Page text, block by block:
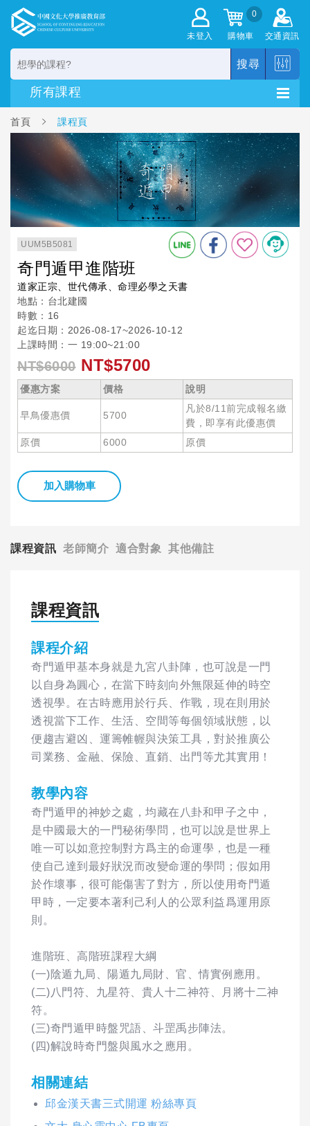
未登入
0
購物車 交通資訊
搜尋
首頁 課程頁
UUM5B5081
奇門遁甲進階班
道家正宗、世代傳承、命理必學之天書
地點：台北建國
時數：16
起迄日期：2026-08-17~2026-10-12
上課時間：一 19:00~21:00
NT$6000 NT$5700
優惠方案 價格 說明
早鳥優惠價 5700
凡於8/11前完成報名繳
費，即享有此優惠價
原價
6000 原價
加入購物車
課程資訊 老師簡介 適合對象 其他備註
課程資訊
課程介紹
奇門遁甲基本身就是九宮八卦陣，也可說是一門
以自身為圓心，在當下時刻向外無限延伸的時空
透視學。在古時應用於行兵、作戰，現在則用於
透視當下工作、生活、空間等每個領域狀態，以
便趨吉避凶、運籌帷幄與決策工具，對於推廣公
司業務、金融、保險、直銷、出門等尤其實用！
教學內容
奇門遁甲的神妙之處，均藏在八卦和甲子之中，
是中國最大的一門秘術學問，也可以說是世界上
唯一可以如意控制對方爲主的命運學，也是一種
使自己達到最好狀況而改變命運的學問；假如用
於作壞事，很可能傷害了對方，所以使用奇門遁
甲時，一定要本著利己利人的公眾利益爲運用原
則。
進階班、高階班課程大綱
(一)陰遁九局、陽遁九局財、官、情實例應用。
(二)八門符、九星符、貴人十二神符、月將十二神
符。
(三)奇門遁甲時盤咒語、斗罡禹步陣法。
(四)解說時奇門盤與風水之應用。
相關連結
邱金漢天書三式開運 粉絲專頁